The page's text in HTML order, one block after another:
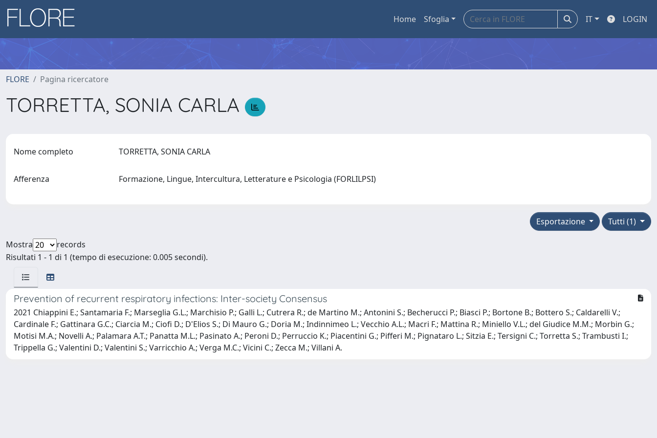
Home Sfoglia IT LOGIN
FLORE Pagina ricercatore
TORRETTA, SONIA CARLA
Nome completo TORRETTA, SONIA CARLA
Afferenza Formazione, Lingue, Intercultura, Letterature e Psicologia (FORLILPSI)
Tutti (1)
Esportazione
Mostra
records
Risultati 1 - 1 di 1 (tempo di esecuzione: 0.005 secondi).
Prevention of recurrent respiratory infections: Inter-society Consensus
2021 Chiappini E.; Santamaria F.; Marseglia G.L.; Marchisio P.; Galli L.; Cutrera R.; de Martino M.; Antonini S.; Becherucci P.; Biasci P.; Bortone B.; Bottero S.; Caldarelli V.;
Cardinale F.; Gattinara G.C.; Ciarcia M.; Ciofi D.; D'Elios S.; Di Mauro G.; Doria M.; Indinnimeo L.; Vecchio A.L.; Macri F.; Mattina R.; Miniello V.L.; del Giudice M.M.; Morbin G.;
Motisi M.A.; Novelli A.; Palamara A.T.; Panatta M.L.; Pasinato A.; Peroni D.; Perruccio K.; Piacentini G.; Pifferi M.; Pignataro L.; Sitzia E.; Tersigni C.; Torretta S.; Trambusti I.;
Trippella G.; Valentini D.; Valentini S.; Varricchio A.; Verga M.C.; Vicini C.; Zecca M.; Villani A.